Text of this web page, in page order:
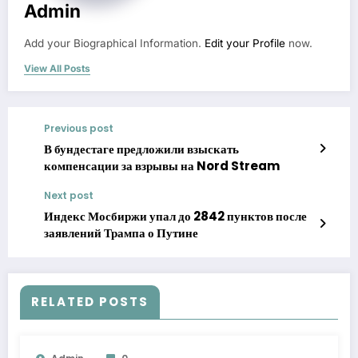
Admin
Add your Biographical Information. Edit your Profile now.
View All Posts
Previous post
В бундестаге предложили взыскать
компенсации за взрывы на Nord Stream
Next post
Индекс Мосбиржи упал до 2842 пунктов после
заявлений Трампа о Путине
RELATED POSTS